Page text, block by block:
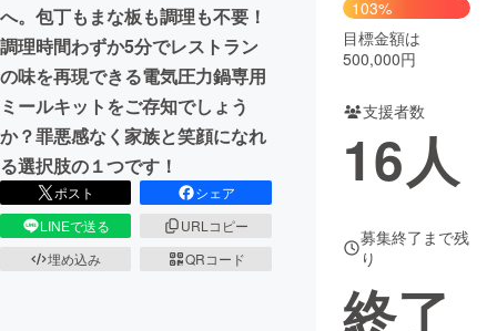
CAMPFIREふるさと納税
コミュニティ
へ。包丁もまな板も調理も不要！
調理時間わずか5分でレストラン
の味を再現できる電気圧力鍋専用
ミールキットをご存知でしょう
か？罪悪感なく家族と笑顔になれ
る選択肢の１つです！
ポスト
シェア
LINEで送る
URLコピー
埋め込み
QRコード
103%
目標金額は
500,000円
支援者数
16人
募集終了まで残
り
終了